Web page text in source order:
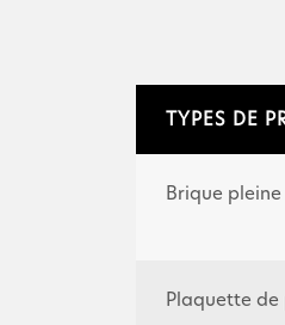
TYPES DE
Brique pleine
Plaquette